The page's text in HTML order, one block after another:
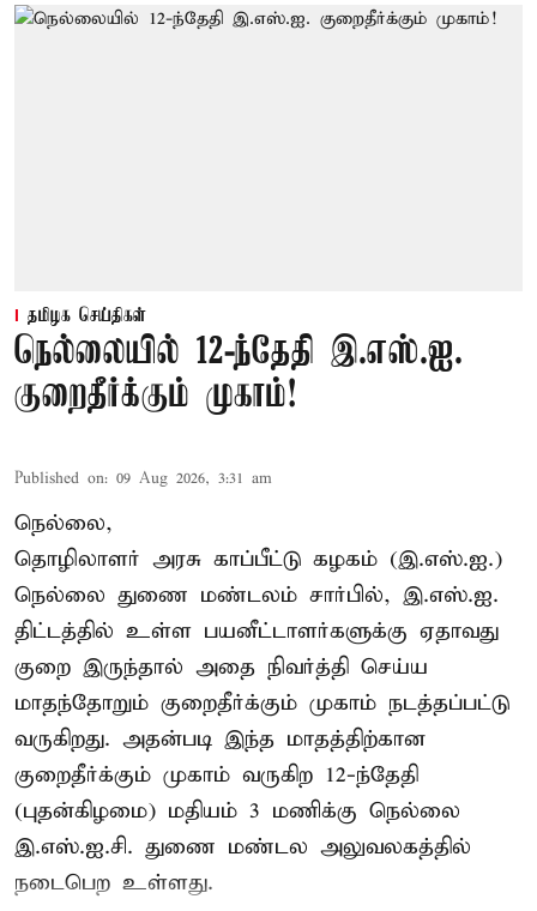
தமிழக செய்திகள்
நெல்லையில் 12-ந்தேதி இ.எஸ்.ஐ.
குறைதீர்க்கும் முகாம்!
Published on: 09 Aug 2026, 3:31 am
நெல்லை,
தொழிலாளர் அரசு காப்பீட்டு கழகம் (இ.எஸ்.ஐ.)
நெல்லை துணை மண்டலம் சார்பில், இ.எஸ்.ஐ.
திட்டத்தில் உள்ள பயனீட்டாளர்களுக்கு ஏதாவது
குறை இருந்தால் அதை நிவர்த்தி செய்ய
மாதந்தோறும் குறைதீர்க்கும் முகாம் நடத்தப்பட்டு
வருகிறது. அதன்படி இந்த மாதத்திற்கான
குறைதீர்க்கும் முகாம் வருகிற 12-ந்தேதி
(புதன்கிழமை) மதியம் 3 மணிக்கு நெல்லை
இ.எஸ்.ஐ.சி. துணை மண்டல அலுவலகத்தில்
நடைபெற உள்ளது.